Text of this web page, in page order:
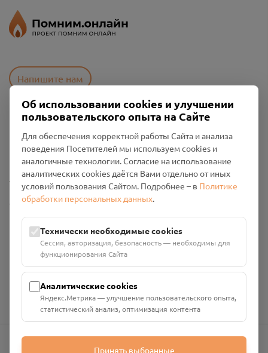
Напишите нам
Политика конфиденциальности
Промо-материалы
Настройки cookies
Общество с ограниченной ответственностью «Смоленский
Проект Помним»
ИНН: 6700029207 ОГРН: 1256700001986
Юридический адрес: 216790, Смоленская область, р-н
Руднянский, г. Рудня, улица Западная, д. 26А, пом. 18
Номер счёта: 40702810901130004287 в АО "АЛЬФА-БАНК"
Об использовании cookies и улучшении
пользовательского опыта на Сайте
Для обеспечения корректной работы Сайта и анализа
поведения Посетителей мы используем cookies и
аналогичные технологии. Согласие на использование
аналитических cookies даётся Вами отдельно от иных
условий пользования Сайтом. Подробнее – в Политике
обработки персональных данных.
Технически необходимые cookies
Сессия, авторизация, безопасность — необходимы для
функционирования Сайта
Аналитические cookies
Яндекс.Метрика — улучшение пользовательского опыта,
статистический анализ, оптимизация контента
Принять выбранные